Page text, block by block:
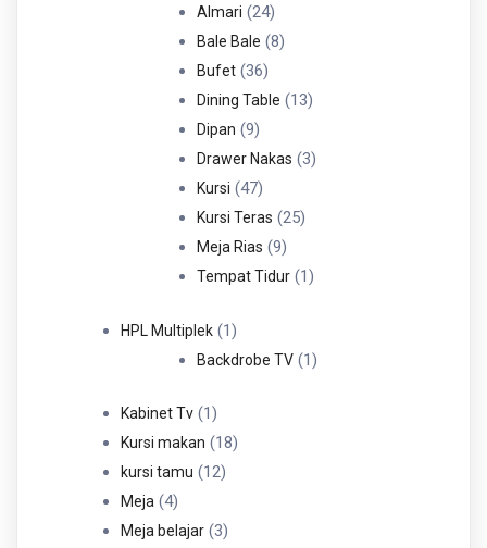
Produk
Almari 2424
Produk
Bale Bale 88
Bufet 3636
Produk
Dining Table 1313
Dipan 99
Produk
Drawer Nakas 33
Kursi 4747
Produk
Kursi Teras 2525
Meja Rias 99
Produk
Tempat Tidur 11
HPL Multiplek 11
Produk
Backdrobe TV 11
Kabinet Tv 11
Produk
Kursi makan 1818
kursi tamu 1212
Meja 44
Produk
Meja belajar 33